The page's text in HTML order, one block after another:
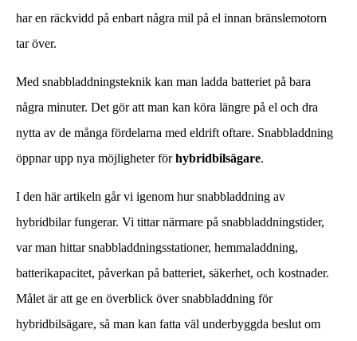
har en räckvidd på enbart några mil på el innan bränslemotorn
tar över.
Med snabbladdningsteknik kan man ladda batteriet på bara
några minuter. Det gör att man kan köra längre på el och dra
nytta av de många fördelarna med eldrift oftare. Snabbladdning
öppnar upp nya möjligheter förhybridbilsägare.
I den här artikeln går vi igenom hur snabbladdning av
hybridbilar fungerar. Vi tittar närmare på snabbladdningstider,
var man hittar snabbladdningsstationer, hemmaladdning,
batterikapacitet, påverkan på batteriet, säkerhet, och kostnader.
Målet är att ge en överblick över snabbladdning för
hybridbilsägare, så man kan fatta väl underbyggda beslut om